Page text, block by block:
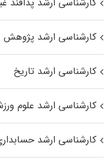
کارشناسی ارشد پژوهش
کارشناسی ارشد تاریخ
کارشناسی ارشد علوم
کارشناسی ارشد